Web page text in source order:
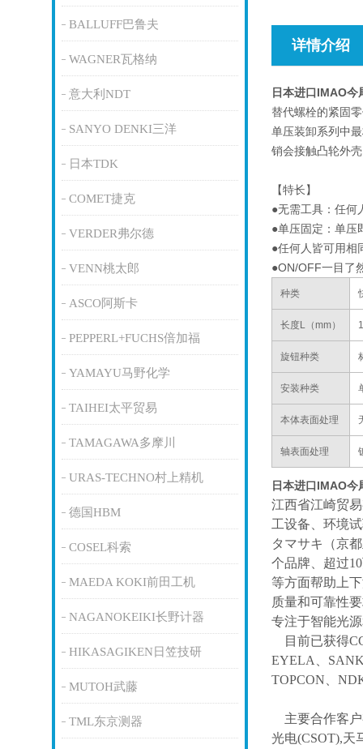
BALLUFF巴鲁夫
WAGNER瓦格纳
意大利NDT
SANYO DENKI三洋
日本TDK
COMET捷克
VERDER弗尔德
VENN桃太郎
ASCO阿斯卡
PEPPERL+FUCHS倍加福
YAMAYU马野化学
TAIHEI太平贸易
TAMAGAWA多摩川
URAS-TECHNO村上精机
德国HBM
COSEL科索
MAEDA KOKI前田工机
NAGANOKEIKI长野计器
HIKASAGIKEN日笠技研
MUTOH武藤
TML东京测器
详情介绍
日本进口IMAO今
替代螺栓的紧固
单压装卸系列中
销会接触凸轮外
【特长】
●无需工具：任何
●单压固定：单压
●任何人皆可用相
●ON/OFF一目了
种类
长度L（mm）
旋钮种类
安装种类
本体表面处理
轴表面处理
日本进口IMAO今
江西省江崎贸
工设备、环境
タマサキ（京
个品牌、超过
等方面帮助上
质量和可靠性
专注于智能光
目前已获得
EYELA、
TOPCON、
主要合作客
光电(CSOT),天